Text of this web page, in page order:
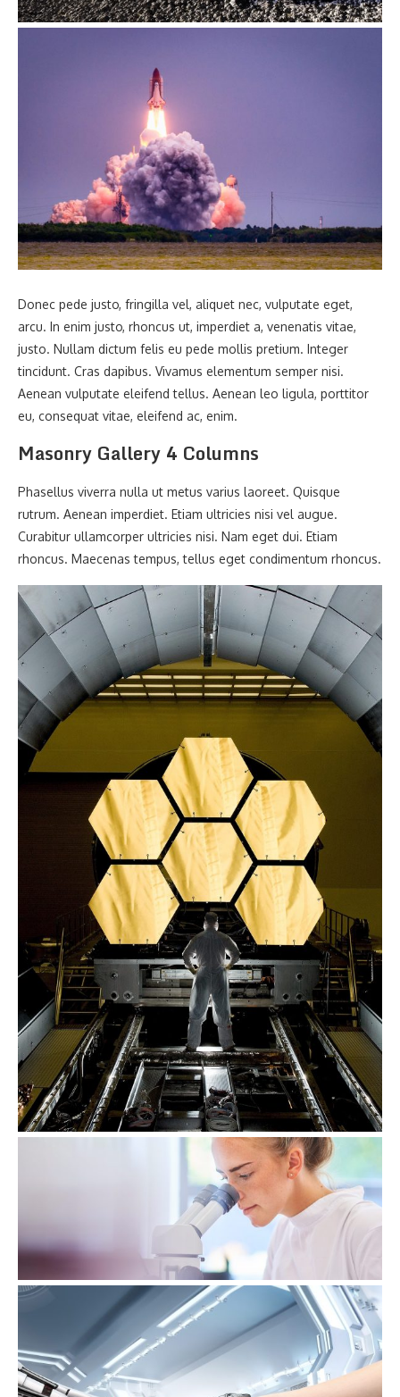
Donec pede justo, fringilla vel, aliquet nec, vulputate eget,
arcu. In enim justo, rhoncus ut, imperdiet a, venenatis vitae,
justo. Nullam dictum felis eu pede mollis pretium. Integer
tincidunt. Cras dapibus. Vivamus elementum semper nisi.
Aenean vulputate eleifend tellus. Aenean leo ligula, porttitor
eu, consequat vitae, eleifend ac, enim.
Masonry Gallery 4 Columns
Phasellus viverra nulla ut metus varius laoreet. Quisque
rutrum. Aenean imperdiet. Etiam ultricies nisi vel augue.
Curabitur ullamcorper ultricies nisi. Nam eget dui. Etiam
rhoncus. Maecenas tempus, tellus eget condimentum rhoncus.